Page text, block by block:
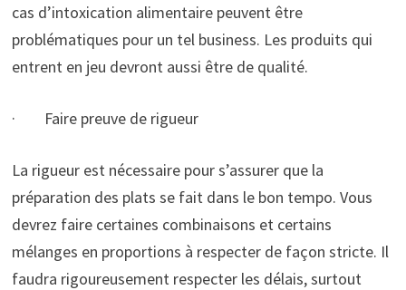
cas d’intoxication alimentaire peuvent être
problématiques pour un tel business. Les produits qui
entrent en jeu devront aussi être de qualité.
· Faire preuve de rigueur
La rigueur est nécessaire pour s’assurer que la
préparation des plats se fait dans le bon tempo. Vous
devrez faire certaines combinaisons et certains
mélanges en proportions à respecter de façon stricte. Il
faudra rigoureusement respecter les délais, surtout